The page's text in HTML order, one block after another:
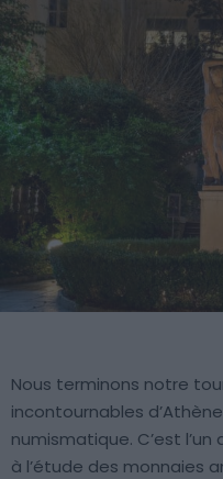
Nous terminons notre
incontournables
numismatique. C’est
à l’étude des monnaies